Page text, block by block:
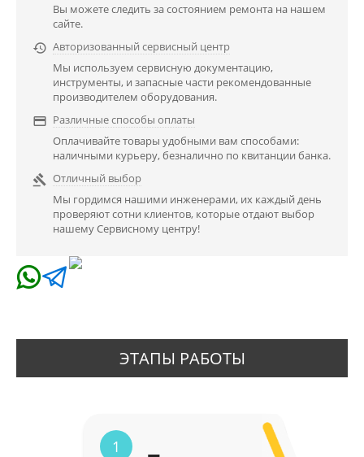
Вы можете следить за состоянием ремонта на нашем
сайте.
 Авторизованный сервисный центр
Мы используем сервисную документацию,
инструменты, и запасные части рекомендованные
производителем оборудования.
 Различные способы оплаты
Оплачивайте товары удобными вам способами:
наличными курьеру, безналично по квитанции банка.
 Отличный выбор
Мы гордимся нашими инженерами, их каждый день
проверяют сотни клиентов, которые отдают выбор
нашему Сервисному центру!
ЭТАПЫ РАБОТЫ
1